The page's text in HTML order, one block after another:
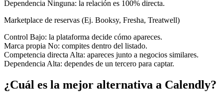
Dependencia Ninguna: la relación es 100% directa.
Marketplace de reservas (Ej. Booksy, Fresha, Treatwell)
Control Bajo: la plataforma decide cómo apareces.
Marca propia No: compites dentro del listado.
Competencia directaAlta: apareces junto a negocios similares.
DependenciaAlta: dependes de un tercero para captar.
¿Cuál es la mejor alternativa a Calendly?